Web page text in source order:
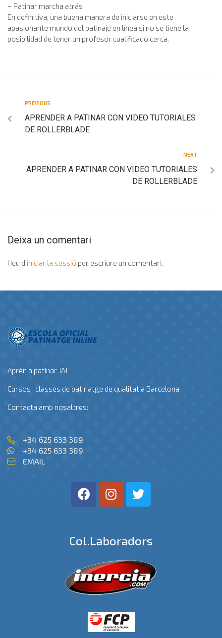
– Patinar marcha atrás
En definitiva, una buena manera de iniciarse en este
apasionante mundo del patinaje en línea si no se tiene la
posibilidad de tener un profesor cualificado cerca.
PREVIOUS
APRENDER A PATINAR CON VIDEO TUTORIALES
DE ROLLERBLADE
NEXT
APRENDER A PATINAR CON VIDEO TUTORIALES
DE ROLLERBLADE
Deixa un comentari
Heu d'iniciar la sessió per escriure un comentari.
Aprèn a patinar JA!
Cursos i classes de patinatge de qualitat a Barcelona.
Contacta amb nosaltres:
+34 625 633 389
+34 625 633 389
EMAIL
Col.laboradors